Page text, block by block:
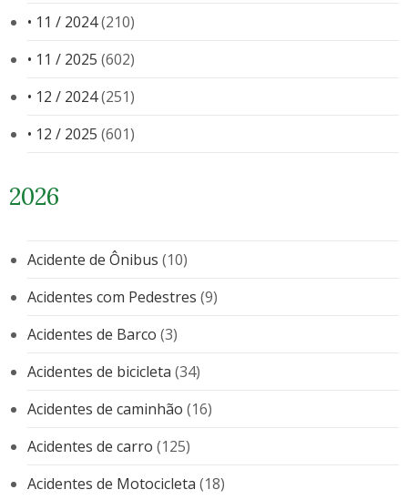
• 11 / 2024(210)
• 11 / 2025 (602)
• 12 / 2024(251)
• 12 / 2025 (601)
2026
Acidente de Ônibus (10)
Acidentes com Pedestres (9)
Acidentes de Barco (3)
Acidentes de bicicleta (34)
Acidentes de caminhão (16)
Acidentes de carro (125)
Acidentes de Motocicleta (18)